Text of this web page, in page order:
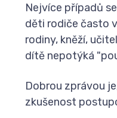
Nejvíce případů
děti rodiče často
rodiny, kněží,
dítě nepotýká
Dobrou zprávou
zkušenost